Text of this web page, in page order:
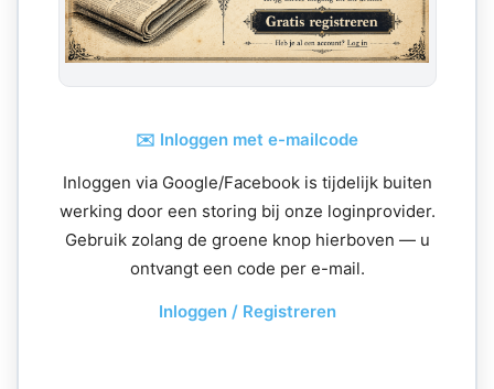
✉️ Inloggen met e-mailcode
Inloggen via Google/Facebook is tijdelijk buiten
werking door een storing bij onze loginprovider.
Gebruik zolang de groene knop hierboven — u
ontvangt een code per e-mail.
Inloggen / Registreren